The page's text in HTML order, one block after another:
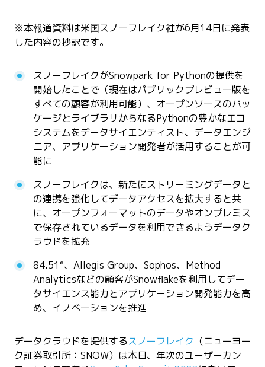
※本報道資料は米国スノーフレイク社が6月14日に発表
した内容の抄訳です。
スノーフレイクがSnowpark for Pythonの提供を
開始したことで（現在はパブリックプレビュー版を
すべての顧客が利用可能）、オープンソースのパッ
ケージとライブラリからなるPythonの豊かなエコ
システムをデータサイエンティスト、データエンジ
ニア、アプリケーション開発者が活用することが可
能に
スノーフレイクは、新たにストリーミングデータと
の連携を強化してデータアクセスを拡大すると共
に、オープンフォーマットのデータやオンプレミス
で保存されているデータを利用できるようデータク
ラウドを拡充
84.51°、Allegis Group、Sophos、Method
Analyticsなどの顧客がSnowflakeを利用してデー
タサイエンス能力とアプリケーション開発能力を高
め、イノベーションを推進
データクラウドを提供するスノーフレイク （ニューヨー
ク証券取引所：SNOW）は本日、年次のユーザーカン